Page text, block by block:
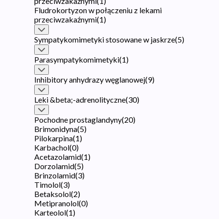
Fludrokortyzon w połączeniu z lekami
przeciwzakaźnymi(1)
Sympatykomimetyki stosowane w jaskrze(5)
Parasympatykomimetyki(1)
Inhibitory anhydrazy węglanowej(9)
Leki &beta;-adrenolityczne(30)
Pochodne prostaglandyny(20)
Brimonidyna(5)
Pilokarpina(1)
Karbachol(0)
Acetazolamid(1)
Dorzolamid(5)
Brinzolamid(3)
Timolol(3)
Betaksolol(2)
Metipranolol(0)
Karteolol(1)